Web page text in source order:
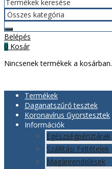
Belépés
0 Kosár
Nincsenek termékek a kosárban.
Termékek
Daganatszűrő tesztek
Koronavírus Gyorstesztek
Információk
Egészségpénztárak
Szállítási Feltételek
Magánrendelések